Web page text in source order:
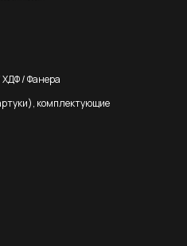
/ Фанера
комплектующие